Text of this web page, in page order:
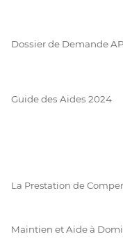
Dossier de Demande
Guide des Aides 2024
La Prestation de
Maintien et Aide à